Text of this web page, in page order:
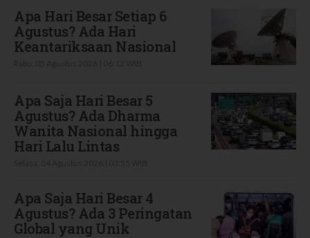
Apa Hari Besar Setiap 6
Agustus? Ada Hari
Keantariksaan Nasional
Apa Saja Hari Besar 5
Agustus? Ada Dharma
Wanita Nasional hingga
Hari Lalu Lintas
Apa Saja Hari Besar 4
Agustus? Ada 3 Peringatan
Global yang Unik